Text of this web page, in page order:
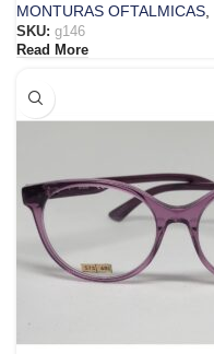
MONTURAS OFTALMICAS
SKU: g146
Read More